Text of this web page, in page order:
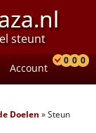
steunt
Account
0 0 0
Doelen »Steun